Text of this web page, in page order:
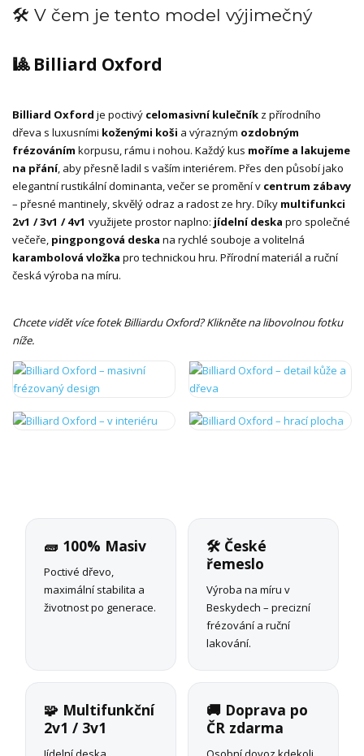
🛠️ V čem je tento model výjimečný
🎱 Billiard Oxford
Billiard Oxford je poctivý celomasivní kulečník z přírodního
dřeva s luxusními koženými koši a výrazným ozdobným
frézováním korpusu, rámu i nohou. Každý kus moříme a lakujeme
na přání, aby přesně ladil s vaším interiérem. Přes den působí jako
elegantní rustikální dominanta, večer se promění v centrum zábavy
– přesné mantinely, skvělý odraz a radost ze hry. Díky multifunkci
2v1 / 3v1 / 4v1 využijete prostor naplno: jídelní deska pro společné
večeře, pingpongová deska na rychlé souboje a volitelná
karambolová vložka pro technickou hru. Přírodní materiál a ruční
česká výroba na míru.
Chcete vidět více fotek Billiardu Oxford? Klikněte na libovolnou fotku
níže.
🧱 100% Masiv
Poctivé dřevo,
maximální stabilita a
životnost po generace.
🛠 České
řemeslo
Výroba na míru v
Beskydech – precizní
frézování a ruční
lakování.
🧩 Multifunkční
2v1 / 3v1
🚚 Doprava po
ČR zdarma